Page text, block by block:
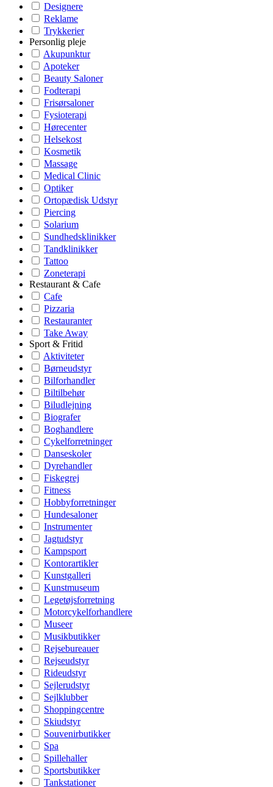
Designere
Reklame
Trykkerier
Personlig pleje
Akupunktur
Apoteker
Beauty Saloner
Fodterapi
Frisørsaloner
Fysioterapi
Hørecenter
Helsekost
Kosmetik
Massage
Medical Clinic
Optiker
Ortopædisk Udstyr
Piercing
Solarium
Sundhedsklinikker
Tandklinikker
Tattoo
Zoneterapi
Restaurant & Cafe
Cafe
Pizzaria
Restauranter
Take Away
Sport & Fritid
Aktiviteter
Børneudstyr
Bilforhandler
Biltilbehør
Biludlejning
Biografer
Boghandlere
Cykelforretninger
Danseskoler
Dyrehandler
Fiskegrej
Fitness
Hobbyforretninger
Hundesaloner
Instrumenter
Jagtudstyr
Kampsport
Kontorartikler
Kunstgalleri
Kunstmuseum
Legetøjsforretning
Motorcykelforhandlere
Museer
Musikbutikker
Rejsebureauer
Rejseudstyr
Rideudstyr
Sejlerudstyr
Sejlklubber
Shoppingcentre
Skiudstyr
Souvenirbutikker
Spa
Spillehaller
Sportsbutikker
Tankstationer